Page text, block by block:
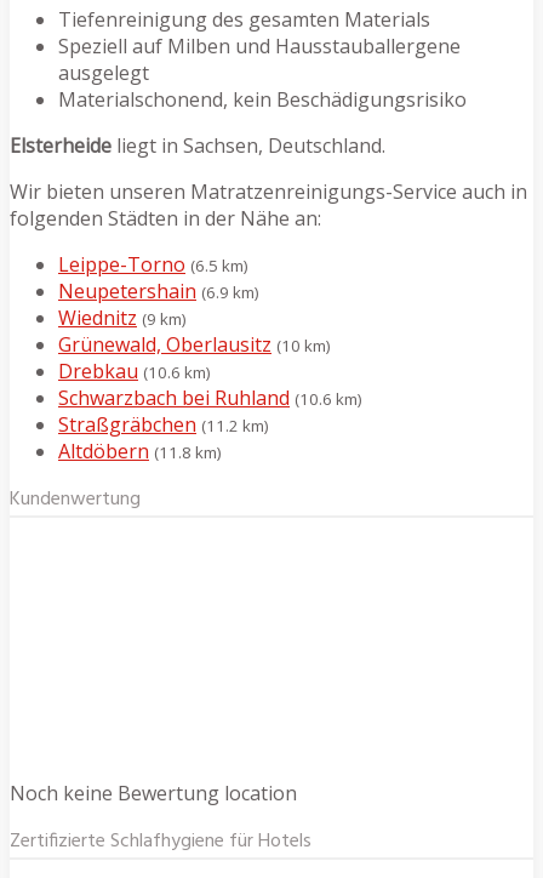
Tiefenreinigung des gesamten Materials
Speziell auf Milben und Hausstauballergene
ausgelegt
Materialschonend, kein Beschädigungsrisiko
Elsterheide liegt in Sachsen, Deutschland.
Wir bieten unseren Matratzenreinigungs-Service auch in
folgenden Städten in der Nähe an:
Leippe-Torno (6.5 km)
Neupetershain (6.9 km)
Wiednitz (9 km)
Grünewald, Oberlausitz (10 km)
Drebkau (10.6 km)
Schwarzbach bei Ruhland (10.6 km)
Straßgräbchen (11.2 km)
Altdöbern (11.8 km)
Kundenwertung
Noch keine Bewertung location
Zertifizierte Schlafhygiene für Hotels